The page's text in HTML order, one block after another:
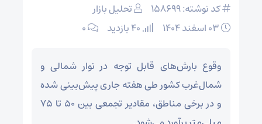
کد نوشته: 158699
تحلیل بازار
۰
وقوع بارش‌های قابل توجه در نوار شمالی و
شمال‌غرب کشور طی هفته جاری پیش‌بینی شده
و در برخی مناطق، مقادیر تجمعی بین ۵۰ تا ۷۵